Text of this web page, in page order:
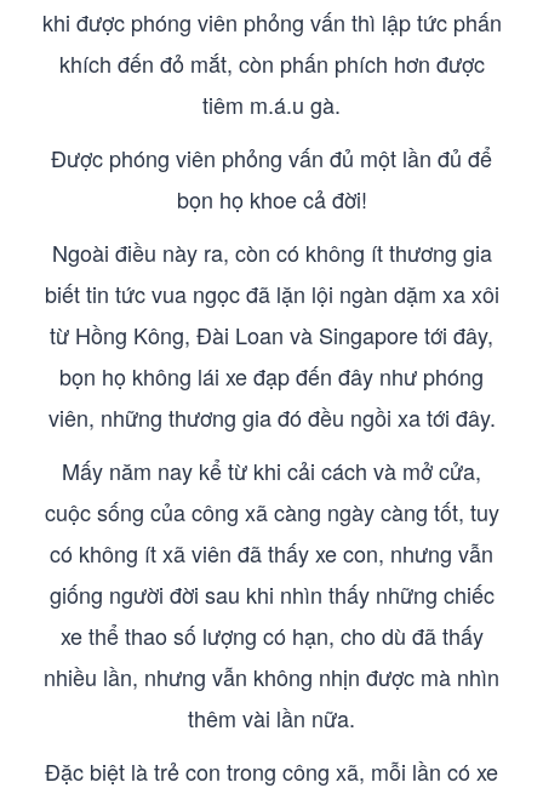
khi được phóng viên phỏng vấn thì lập tức phấn
khích đến đỏ mắt, còn phấn phích hơn được
tiêm m.á.u gà.
Được phóng viên phỏng vấn đủ một lần đủ để
bọn họ khoe cả đời!
Ngoài điều này ra, còn có không ít thương gia
biết tin tức vua ngọc đã lặn lội ngàn dặm xa xôi
từ Hồng Kông, Đài Loan và Singapore tới đây,
bọn họ không lái xe đạp đến đây như phóng
viên, những thương gia đó đều ngồi xa tới đây.
Mấy năm nay kể từ khi cải cách và mở cửa,
cuộc sống của công xã càng ngày càng tốt, tuy
có không ít xã viên đã thấy xe con, nhưng vẫn
giống người đời sau khi nhìn thấy những chiếc
xe thể thao số lượng có hạn, cho dù đã thấy
nhiều lần, nhưng vẫn không nhịn được mà nhìn
thêm vài lần nữa.
Đặc biệt là trẻ con trong công xã, mỗi lần có xe